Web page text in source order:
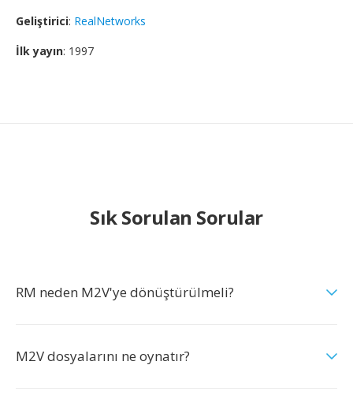
Geliştirici: RealNetworks
İlk yayın: 1997
Sık Sorulan Sorular
RM neden M2V'ye dönüştürülmeli?
M2V dosyalarını ne oynatır?